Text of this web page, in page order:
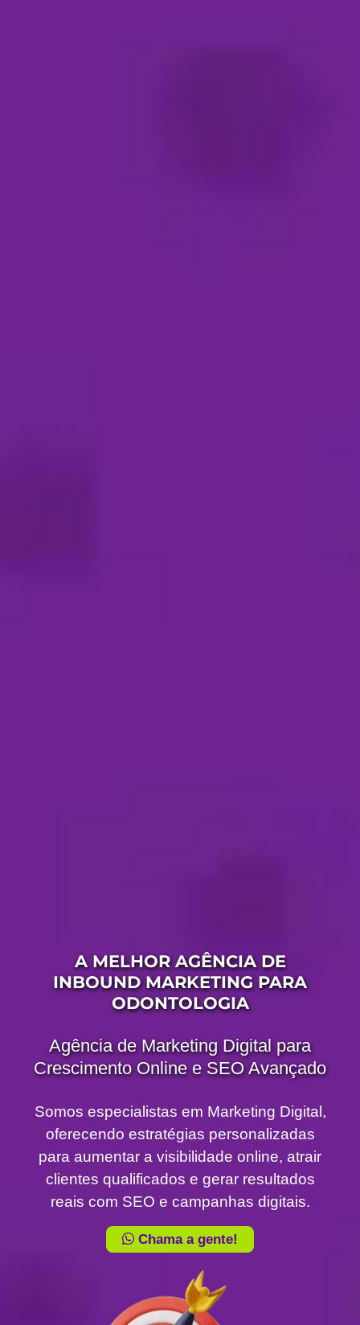
A MELHOR AGÊNCIA DE
INBOUND MARKETING PARA
ODONTOLOGIA
Agência de Marketing Digital para
Crescimento Online e SEO Avançado
Somos especialistas em Marketing Digital,
oferecendo estratégias personalizadas
para aumentar a visibilidade online, atrair
clientes qualificados e gerar resultados
reais com SEO e campanhas digitais.
Chama a gente!